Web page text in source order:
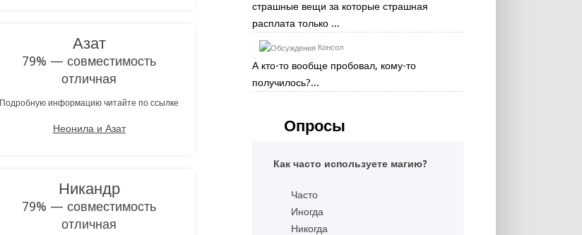
Азат
79% — совместимость
отличная
Подробную информацию читайте по ссылке
Неонила и Азат
Никандр
79% — совместимость
отличная
страшные вещи за которые страшная
расплата только ...
Консол
А кто-то вообще пробовал, кому-то
получилось?...
Опросы
Как часто используете магию?
Часто
Иногда
Никогда